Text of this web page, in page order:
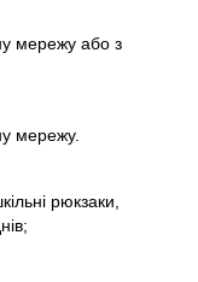
мережу або з
мережу.
рюкзаки,